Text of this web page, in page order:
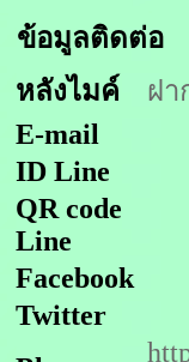
ข้อมูลติดต่อ
หลังไมค์
ฝา
E-mail
ID Line
QR code
Line
Facebook
Twitter